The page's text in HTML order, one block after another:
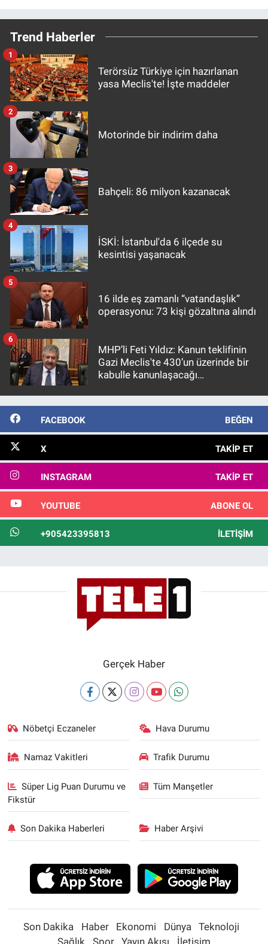
Trend Haberler
Terörsüz Türkiye için hazırlanan
yasa Meclis'te! İşte maddeler
1
Motorinde bir indirim daha
2
Bahçeli: 86 milyon kazanacak
3
İSKİ: İstanbul'da 6 ilçede su
kesintisi yaşanacak
4
16 ilde eş zamanlı “vatandaşlık”
operasyonu: 73 kişi gözaltına alındı
5
MHP’li Feti Yıldız: Kanun teklifinin
Gazi Meclis'te 430’un üzerinde bir
kabulle kanunlaşacağı
6
FACEBOOK BEĞEN
X TAKIP ET
INSTAGRAM TAKIP ET
YOUTUBE ABONE OL
+905423395813 İLETIŞIM
Gerçek Haber
Nöbetçi Eczaneler Hava Durumu
Namaz Vakitleri Trafik Durumu
Süper Lig Puan Durumu ve
Fikstür
Tüm Manşetler
Son Dakika Haberleri Haber Arşivi
Son Dakika Haber Ekonomi Dünya
Teknoloji